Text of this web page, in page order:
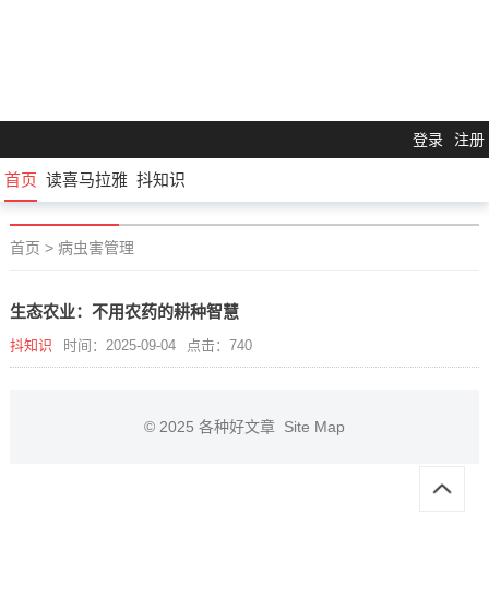
登录 注册
首页 读喜马拉雅 抖知识
首页 > 病虫害管理
生态农业：不用农药的耕种智慧
抖知识 时间：2025-09-04 点击：740
© 2025 各种好文章 Site Map